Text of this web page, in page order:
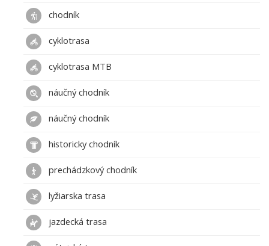
chodník
cyklotrasa
cyklotrasa MTB
náučný chodník
náučný chodník
historicky chodník
prechádzkový chodník
lyžiarska trasa
jazdecká trasa